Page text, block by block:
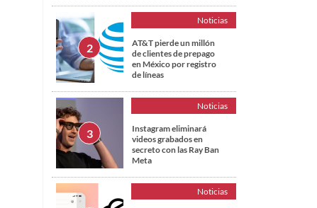
Noticias
AT&T pierde un millón
de clientes de prepago
en México por registro
de líneas
Noticias
Instagram eliminará
videos grabados en
secreto con las Ray Ban
Meta
Noticias